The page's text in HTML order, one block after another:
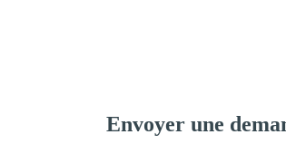
Envoyer une